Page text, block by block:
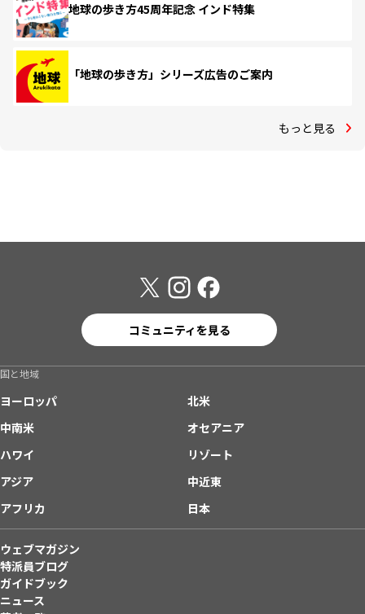
地球の歩き方45周年記念 インド特集
「地球の歩き方」シリーズ広告のご案内
もっと見る
コミュニティを見る
国と地域
ヨーロッパ
北米
中南米
オセアニア
ハワイ
リゾート
アジア
中近東
アフリカ
日本
ウェブマガジン
特派員ブログ
ガイドブック
ニュース